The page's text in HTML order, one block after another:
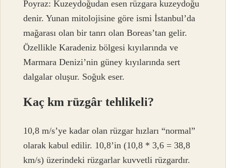
Poyraz: Kuzeydoğudan esen rüzgara kuzeydoğu
denir. Yunan mitolojisine göre ismi İstanbul’da
mağarası olan bir tanrı olan Boreas’tan gelir.
Özellikle Karadeniz bölgesi kıyılarında ve
Marmara Denizi’nin güney kıyılarında sert
dalgalar oluşur. Soğuk eser.
Kaç km rüzgâr tehlikeli?
10,8 m/s’ye kadar olan rüzgar hızları “normal”
olarak kabul edilir. 10,8’in (10,8 * 3,6 = 38,8
km/s) üzerindeki rüzgarlar kuvvetli rüzgardır.